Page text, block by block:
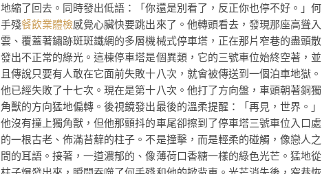
地縮了回去。同時發出低語：「你還是別看了，反正你也停不好。」何
手殘餐飲業體檢感覺心臟快要跳出來了。他轉頭看去，發現那座高聳入
雲、覆蓋著鏽跡斑斑鐵網的多層機械式停車塔，正在那片窄巷的盡頭散
發出不正常的綠光。這棟停車塔是個異類，它的三號車位始終空著，並
且傳說只要有人敢在它面前失敗十八次，就會被傳送到一個泊車地獄。
他已經失敗了十七次。現在是第十八次。他打了方向盤，車頭朝著銅獨
角獸的方向猛地偏轉。後視鏡發出最後的溫柔提醒：「再見，世界。」
他沒有撞上獨角獸，但他那顫抖的車尾卻擦到了停車塔三號車位入口處
的一根古老、佈滿苔蘚的柱子。不是撞擊，而是輕柔的碰觸，像戀人之
間的耳語。接著，一道濃郁的、像薄荷口香糖一樣的綠色光芒。猛地從